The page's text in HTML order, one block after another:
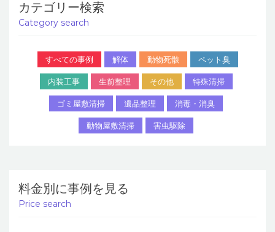
カテゴリー検索
Category search
すべての事例 解体 動物死骸 ペット臭
内装工事 生前整理 その他 特殊清掃
ゴミ屋敷清掃 遺品整理 消毒・消臭
動物屋敷清掃 害虫駆除
料金別に事例を見る
Price search